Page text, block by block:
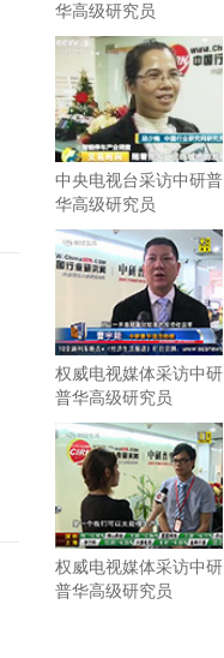
华高级研究员
中央电视台采访中研普
华高级研究员
权威电视媒体采访中研
普华高级研究员
权威电视媒体采访中研
普华高级研究员